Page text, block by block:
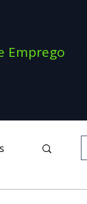
Emprego